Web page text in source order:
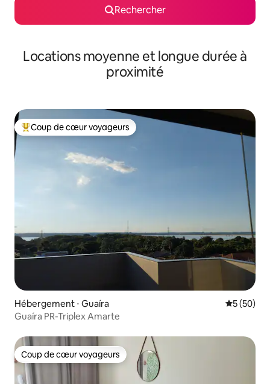
Rechercher
Locations moyenne et longue durée à
proximité
Coups de cœur voyageurs les plus appréciés
Coup de cœur voyageurs
Hébergement ⋅ Guaíra
5 (50)
Guaíra PR-Triplex Amarte
Coup de cœur voyageurs
Coup de cœur voyageurs